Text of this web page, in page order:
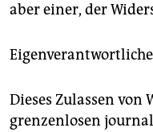
aber einer, der
Dieses Zulassen von
grenzenlosen